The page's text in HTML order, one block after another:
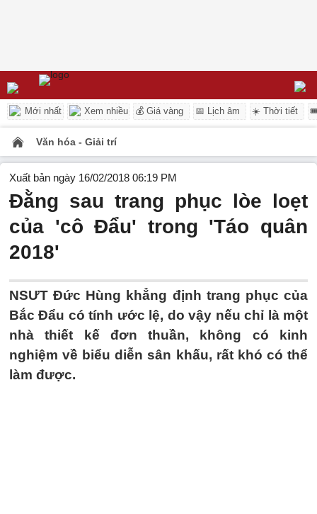
Mới nhất Xem nhiều 💰 Giá vàng 📅 Lịch âm ☀️ Thời tiết
Văn hóa - Giải trí
Xuất bản ngày 16/02/2018 06:19 PM
Đằng sau trang phục lòe loẹt
của 'cô Đẩu' trong 'Táo quân
2018'
NSƯT Đức Hùng khẳng định trang phục của
Bắc Đẩu có tính ước lệ, do vậy nếu chỉ là một
nhà thiết kế đơn thuần, không có kinh
nghiệm về biểu diễn sân khấu, rất khó có thể
làm được.